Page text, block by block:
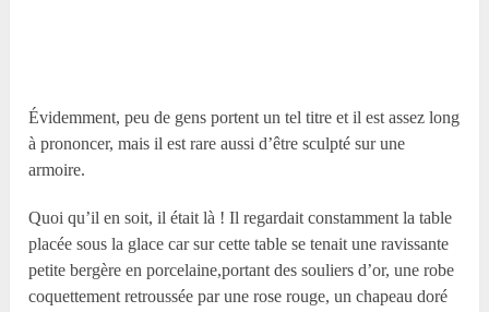
Évidemment, peu de gens portent un tel titre et il est assez long
à prononcer, mais il est rare aussi d’être sculpté sur une
armoire.
Quoi qu’il en soit, il était là ! Il regardait constamment la table
placée sous la glace car sur cette table se tenait une ravissante
petite bergère en porcelaine,portant des souliers d’or, une robe
coquettement retroussée par une rose rouge, un chapeau doré